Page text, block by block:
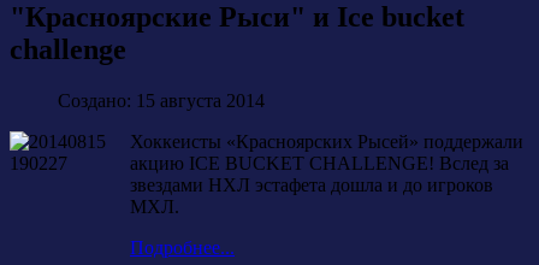
"Красноярские Рыси" и Ice bucket
challenge
Создано: 15 августа 2014
Хоккеисты «Красноярских Рысей» поддержали
акцию ICE BUCKET CHALLENGE! Вслед за
звездами НХЛ эстафета дошла и до игроков
МХЛ.
Подробнее...